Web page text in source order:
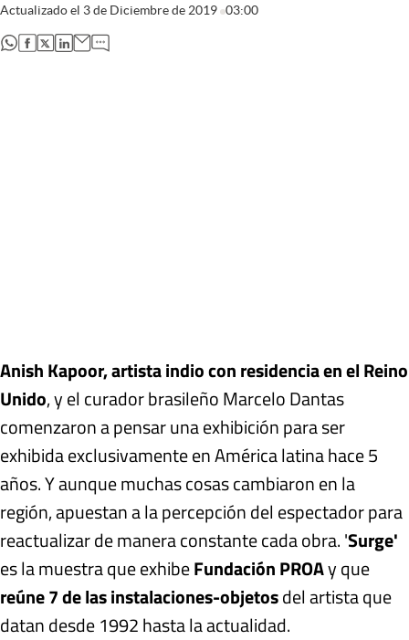
Actualizado el 3 de Diciembre de 2019 03:00
abre en nueva pestaña
abre en nueva pestaña
abre en nueva pestaña
abre en nueva pestaña
Anish Kapoor, artista indio con residencia en el Reino
Unido, y el curador brasileño Marcelo Dantas
comenzaron a pensar una exhibición para ser
exhibida exclusivamente en América latina hace 5
años. Y aunque muchas cosas cambiaron en la
región, apuestan a la percepción del espectador para
reactualizar de manera constante cada obra. 'Surge'
es la muestra que exhibeFundación PROAy que
reúne 7 de las instalaciones-objetosdel artista que
datan desde 1992 hasta la actualidad.